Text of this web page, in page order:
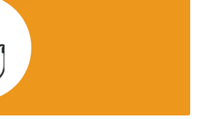
с производителями
как о них самих, так и о
конкурентов.
с производителями:
об объемах производства и
вступив в